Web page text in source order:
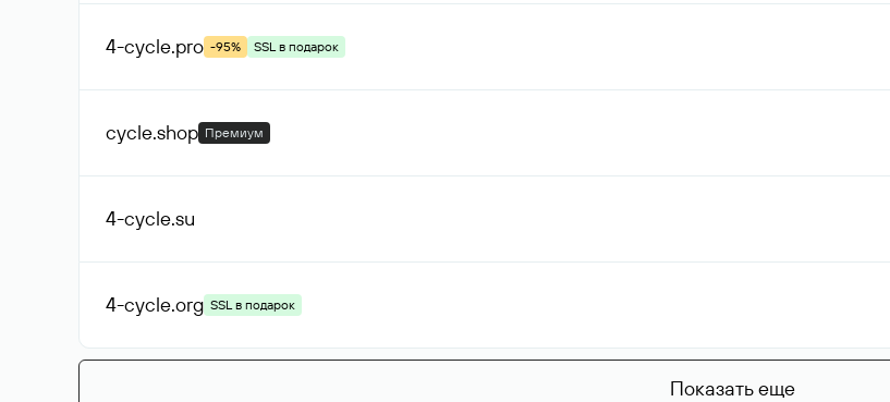
4-cycle.pro -95% SSL в подарок
cycle.shop Премиум
4-cycle.su
4-cycle.org SSL в подарок
Показать еще